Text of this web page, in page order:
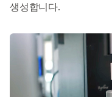
생성합니다.